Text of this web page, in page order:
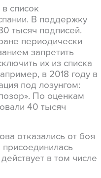
список
В поддержку
тысяч подписей.
периодически
запретить
их из списка
в 2018 году в
под лозунгом:
По оценкам
40 тысяч
отказались от боя
в том числе